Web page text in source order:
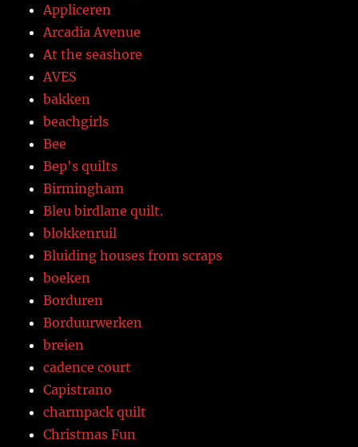
Appliceren
Arcadia Avenue
At the seashore
AVES
bakken
beachgirls
Bee
Bep's quilts
Birmingham
Bleu birdlane quilt.
blokkenruil
Bluiding houses from scraps
boeken
Borduren
Borduurwerken
breien
cadence court
Capistrano
charmpack quilt
Christmas Fun